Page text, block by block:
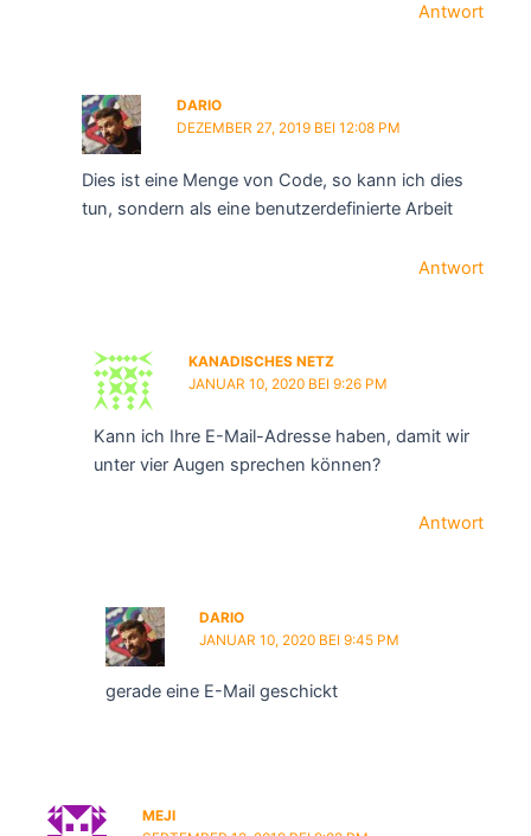
Antwort
DARIO
DEZEMBER 27, 2019 BEI 12:08 PM
Dies ist eine Menge von Code, so kann ich dies
tun, sondern als eine benutzerdefinierte Arbeit
Antwort
KANADISCHES NETZ
JANUAR 10, 2020 BEI 9:26 PM
Kann ich Ihre E-Mail-Adresse haben, damit wir
unter vier Augen sprechen können?
Antwort
DARIO
JANUAR 10, 2020 BEI 9:45 PM
gerade eine E-Mail geschickt
MEJI